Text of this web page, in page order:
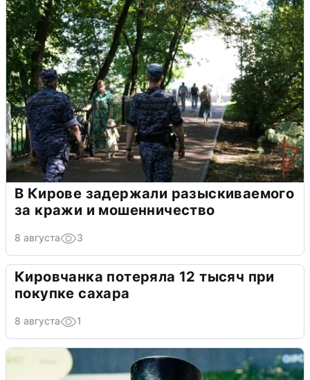
В Кирове задержали разыскиваемого
за кражи и мошенничество
8 августа 3
Кировчанка потеряла 12 тысяч при
покупке сахара
8 августа 1